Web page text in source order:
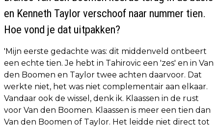
en Kenneth Taylor verschoof naar nummer tien.
Hoe vond je dat uitpakken?
'Mijn eerste gedachte was: dit middenveld ontbeert
een echte tien. Je hebt in Tahirovic een 'zes' en in Van
den Boomen en Taylor twee achten daarvoor. Dat
werkte niet, het was niet complementair aan elkaar.
Vandaar ook de wissel, denk ik. Klaassen in de rust
voor Van den Boomen. Klaassen is meer een tien dan
Van den Boomen of Taylor. Het leidde niet direct tot